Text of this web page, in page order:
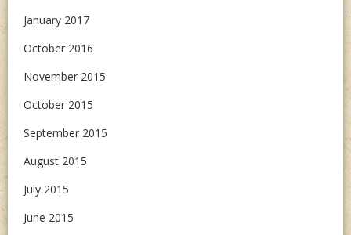
January 2017
October 2016
November 2015
October 2015
September 2015
August 2015
July 2015
June 2015